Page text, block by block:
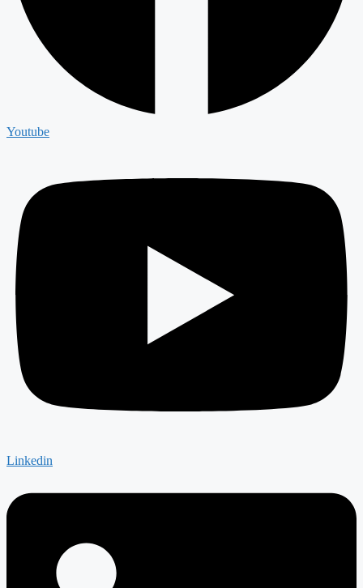
Youtube
Linkedin